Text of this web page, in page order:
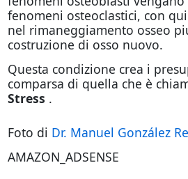
fenomeni osteoclastici, con
nel rimaneggiamento osseo
costruzione di osso nuovo.
Questa condizione crea i
comparsa di quella che è
Stress .
Foto di Dr. Manuel González
AMAZON_ADSENSE